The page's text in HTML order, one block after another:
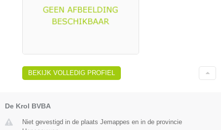
BEKIJK VOLLEDIG PROFIEL
De Krol BVBA
Niet gevestigd in de plaats Jemappes en in de provincie